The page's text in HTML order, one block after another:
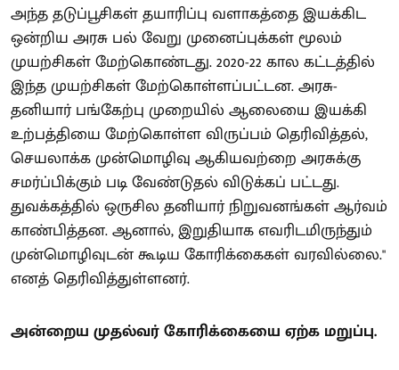
அந்த தடுப்பூசிகள் தயாரிப்பு வளாகத்தை இயக்கிட
ஒன்றிய அரசு பல் வேறு முனைப்புக்கள் மூலம்
முயற்சிகள் மேற்கொண்டது. 2020-22 கால கட்டத்தில்
இந்த முயற்சிகள் மேற்கொள்ளப்பட்டன. அரசு-
தனியார் பங்கேற்பு முறையில் ஆலையை இயக்கி
உற்பத்தியை மேற்கொள்ள விருப்பம் தெரிவித்தல்,
செயலாக்க முன்மொழிவு ஆகியவற்றை அரசுக்கு
சமர்ப்பிக்கும் படி வேண்டுதல் விடுக்கப் பட்டது.
துவக்கத்தில் ஒருசில தனியார் நிறுவனங்கள் ஆர்வம்
காண்பித்தன. ஆனால், இறுதியாக எவரிடமிருந்தும்
முன்மொழிவுடன் கூடிய கோரிக்கைகள் வரவில்லை."
எனத் தெரிவித்துள்ளனர்.
அன்றைய முதல்வர் கோரிக்கையை ஏற்க மறுப்பு.